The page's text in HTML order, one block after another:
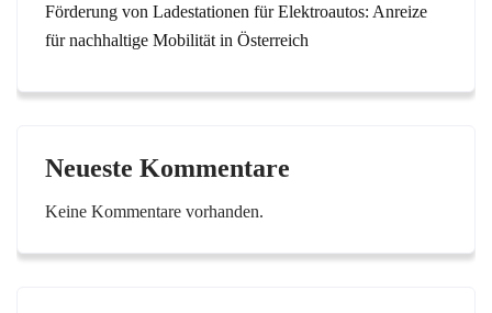
Förderung von Ladestationen für Elektroautos: Anreize
für nachhaltige Mobilität in Österreich
Neueste Kommentare
Keine Kommentare vorhanden.